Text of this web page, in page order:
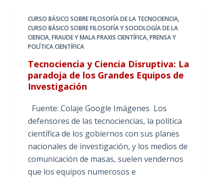
CURSO BÁSICO SOBRE FILOSOFÍA DE LA TECNOCIENCIA,
CURSO BÁSICO SOBRE FILOSOFÍA Y SOCIOLOGÍA DE LA
CIENCIA,FRAUDE Y MALA PRAXIS CIENTÍFICA,PRENSA Y
POLÍTICA CIENTÍFICA
Tecnociencia y Ciencia Disruptiva: La
paradoja de los Grandes Equipos de
Investigación
Fuente: Colaje Google Imágenes Los
defensores de las tecnociencias, la política
científica de los gobiernos con sus planes
nacionales de investigación, y los medios de
comunicación de masas, suelen vendernos
que los equipos numerosos e